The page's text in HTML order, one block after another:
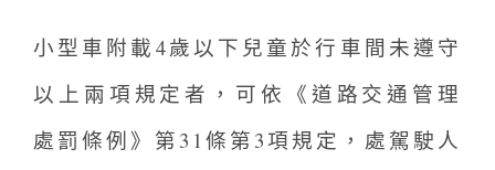
小型車附載4歲以下兒童於行車間未遵守
以上兩項規定者，可依《道路交通管理
處罰條例》第31條第3項規定，處駕駛人